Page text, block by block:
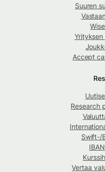
Suuren
Accept
Research
Swift-/
Vertaa